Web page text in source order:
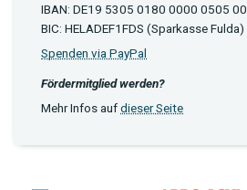
IBAN: DE19 5305 0180 0000 0505 00
BIC: HELADEF1FDS (Sparkasse Fulda)
Spenden via PayPal
Fördermitglied werden?
Mehr Infos aufdieser Seite